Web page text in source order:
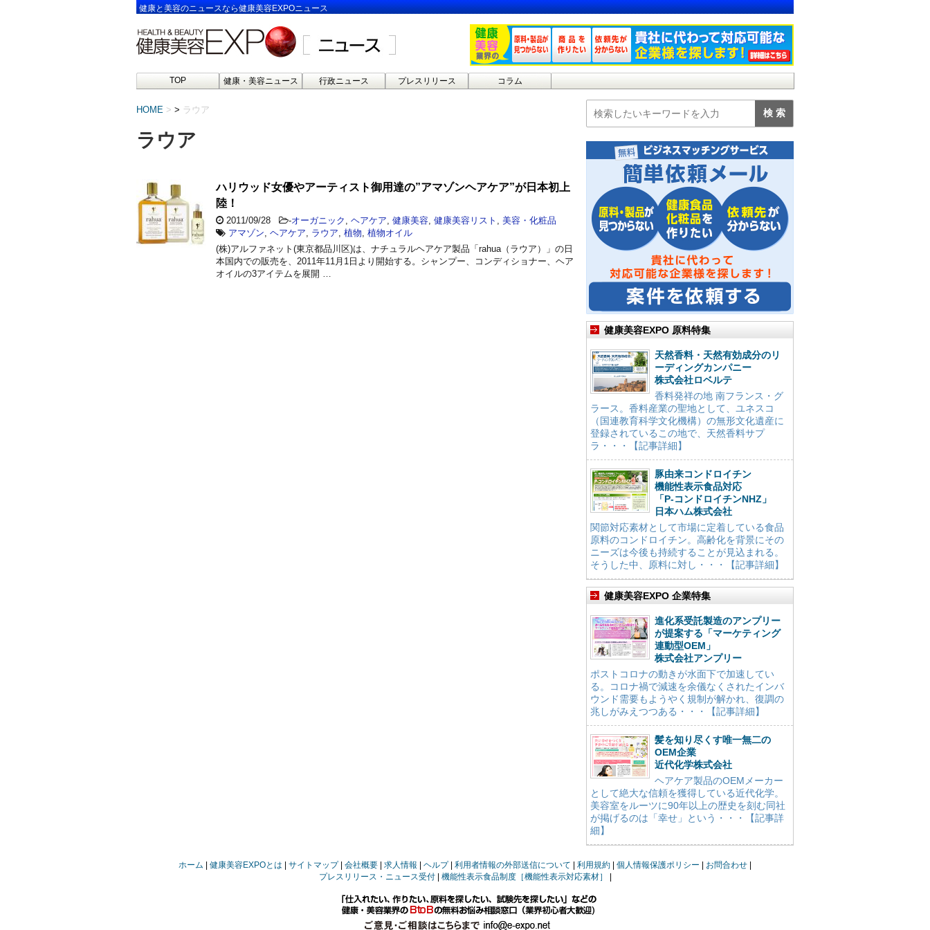
健康と美容のニュースなら健康美容EXPOニュース
TOP 健康・美容ニュース 行政ニュース プレスリリース コラム
HOME > ラウア
ラウア
ハリウッド女優やアーティスト御用達の”アマゾンヘアケア”が日本初上
陸！
2011/09/28 -オーガニック ヘアケア 健康美容 健康美容リスト
美容・化粧品
アマゾン ヘアケア ラウア 植物 植物オイル
(株)アルファネット(東京都品川区)は、ナチュラルヘアケア製品「rahua（ラウア）」の日
本国内での販売を、2011年11月1日より開始する。シャンプー、コンディショナー、ヘア
オイルの3アイテムを展開 …
健康美容EXPO 原料特集
天然香料・天然有効成分のリ
ーディングカンパニー
株式会社ロベルテ
香料発祥の地 南フランス・グ
ラース。香料産業の聖地として、ユネスコ
（国連教育科学文化機構）の無形文化遺産に
登録されているこの地で、天然香料サプ
ラ・・・【記事詳細】
豚由来コンドロイチン
機能性表示食品対応
「P-コンドロイチンNHZ」
日本ハム株式会社
関節対応素材として市場に定着している食品
原料のコンドロイチン。高齢化を背景にその
ニーズは今後も持続することが見込まれる。
そうした中、原料に対し・・・【記事詳細】
健康美容EXPO 企業特集
進化系受託製造のアンプリー
が提案する「マーケティング
連動型OEM」
株式会社アンプリー
ポストコロナの動きが水面下で加速してい
る。コロナ禍で減速を余儀なくされたインバ
ウンド需要もようやく規制が解かれ、復調の
兆しがみえつつある・・・【記事詳細】
髪を知り尽くす唯一無二の
OEM企業
近代化学株式会社
ヘアケア製品のOEMメーカー
として絶大な信頼を獲得している近代化学。
美容室をルーツに90年以上の歴史を刻む同社
が掲げるのは「幸せ」という・・・【記事詳
細】
ホーム 健康美容EXPOとは サイトマップ 会社概要 求人情報 ヘルプ 利用者情報の外部送信について 利用規約 個人情報保護ポリシー
お問合わせ
プレスリリース・ニュース受付
機能性表示食品制度［機能性表示対応素材］